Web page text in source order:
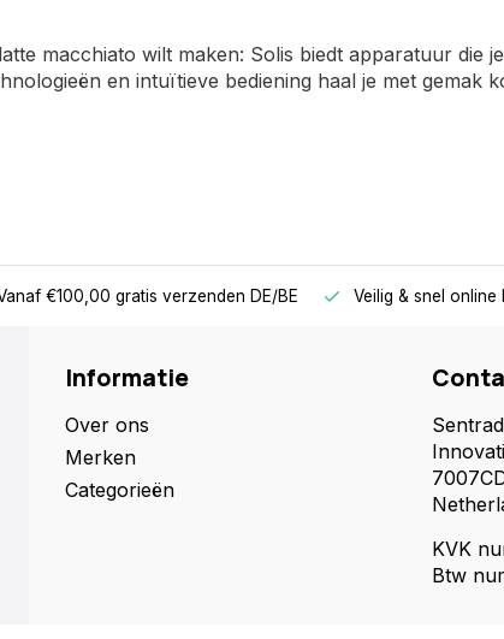
macchiato wilt maken: Solis biedt apparatuur die
en intuïtieve bediening haal je met gemak
€100,00 gratis verzenden DE/BE Veilig & snel online
Informatie
Over ons
Merken
Categorieën
KVK
Btw